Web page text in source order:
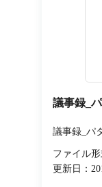
議事録_
議事録_パ
ファイル
更新日：